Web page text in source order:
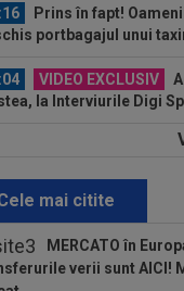
Prins în fapt!
portbagajul unui
VIDEO EXCLUSIV
la Interviurile Digi
Luis Figo,
VIDEO
Sorana
4-6, 4-6. Înfrângere în
Gigi Becali ”l-a
mai citite
MERCATO în
verii sunt AICI!